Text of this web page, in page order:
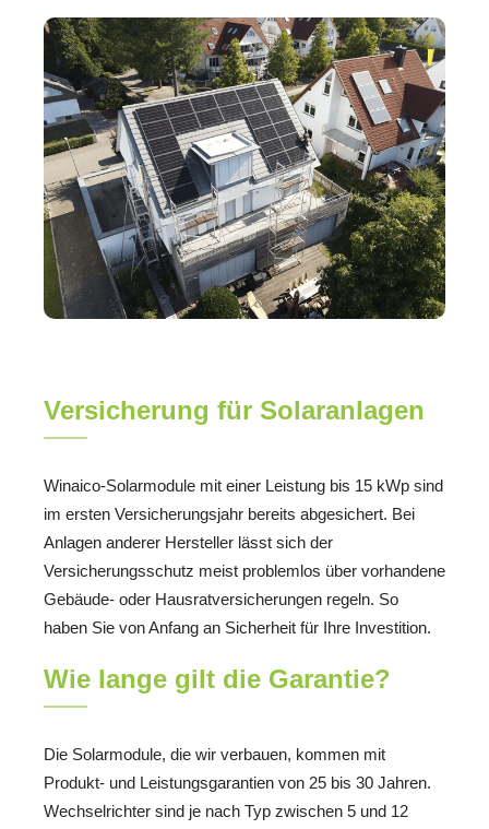
Versicherung für Solaranlagen
Winaico-Solarmodule mit einer Leistung bis 15 kWp sind
im ersten Versicherungsjahr bereits abgesichert. Bei
Anlagen anderer Hersteller lässt sich der
Versicherungsschutz meist problemlos über vorhandene
Gebäude- oder Hausratversicherungen regeln. So
haben Sie von Anfang an Sicherheit für Ihre Investition.
Wie lange gilt die Garantie?
Die Solarmodule, die wir verbauen, kommen mit
Produkt- und Leistungsgarantien von 25 bis 30 Jahren.
Wechselrichter sind je nach Typ zwischen 5 und 12